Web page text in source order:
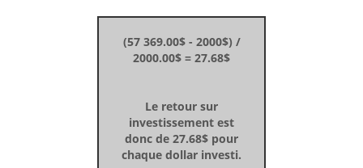
(57 369.00$ - 2000$) /
2000.00$ = 27.68$
Le retour sur
investissement est
donc de 27.68$ pour
chaque dollar investi.